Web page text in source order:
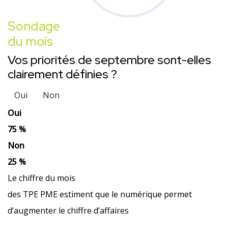
Sondage
du mois
Vos priorités de septembre sont-elles
clairement définies ?
Oui
Non
Oui
75 %
Non
25 %
Le chiffre du mois
des TPE PME estiment que le numérique permet
d’augmenter le chiffre d’affaires